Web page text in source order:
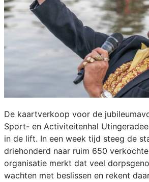
De kaartverkoop voor de
Sport- en Activiteitenhal
in de lift. In een week tijd steeg de
driehonderd naar ruim 650
organisatie merkt dat veel
wachten met beslissen en rekent